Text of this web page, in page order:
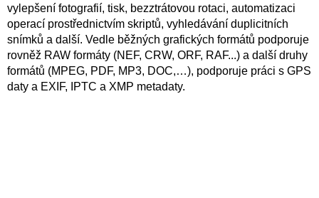
vylepšení fotografií, tisk, bezztrátovou rotaci, automatizaci
operací prostřednictvím skriptů, vyhledávání duplicitních
snímků a další. Vedle běžných grafických formátů podporuje
rovněž RAW formáty (NEF, CRW, ORF, RAF...) a další druhy
formátů (MPEG, PDF, MP3, DOC,…), podporuje práci s GPS
daty a EXIF, IPTC a XMP metadaty.